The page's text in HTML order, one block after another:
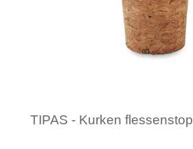
TIPAS - Kurken flessenstop